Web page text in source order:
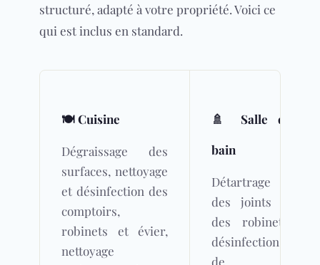
structuré, adapté à votre propriété. Voici ce
qui est inclus en standard.
🍽️ Cuisine
Dégraissage des
surfaces, nettoyage
et désinfection des
comptoirs,
robinets et évier,
nettoyage
🚿 Salle de
bain
Détartrage
des joints et
des robinets,
désinfection
de la